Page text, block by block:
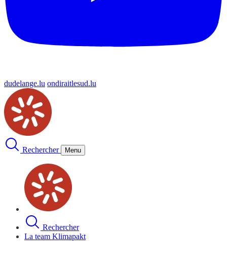
dudelange.lu ondiraitlesud.lu
Rechercher Menu
Rechercher
La team Klimapakt